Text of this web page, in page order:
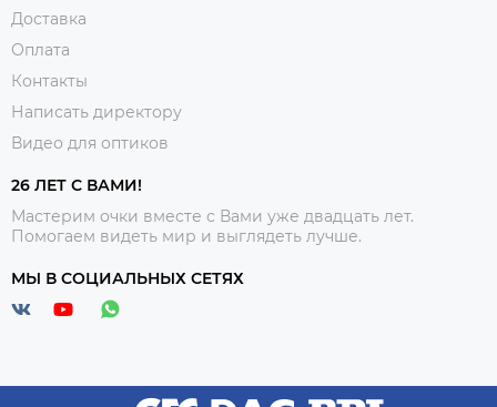
Доставка
Оплата
Контакты
Написать директору
Видео для оптиков
26 ЛЕТ С ВАМИ!
Мастерим очки вместе с Вами уже двадцать лет.
Помогаем видеть мир и выглядеть лучше.
МЫ В СОЦИАЛЬНЫХ СЕТЯХ